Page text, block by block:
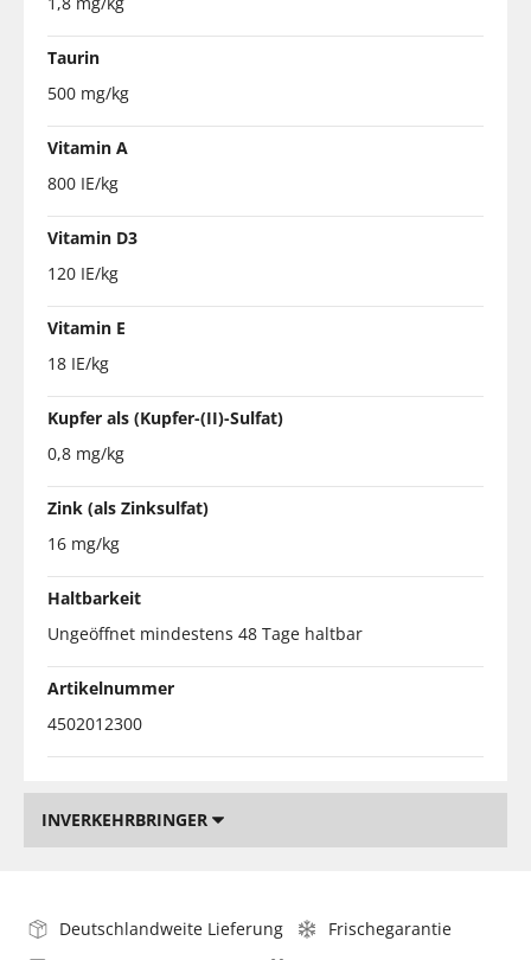
Taurin
500 mg/kg
Vitamin A
800 IE/kg
Vitamin D3
120 IE/kg
Vitamin E
18 IE/kg
Kupfer als (Kupfer-(II)-Sulfat)
0,8 mg/kg
Zink (als Zinksulfat)
16 mg/kg
Haltbarkeit
Ungeöffnet mindestens 48 Tage haltbar
Artikelnummer
4502012300
INVERKEHRBRINGER
Deutschlandweite Lieferung
Frischegarantie